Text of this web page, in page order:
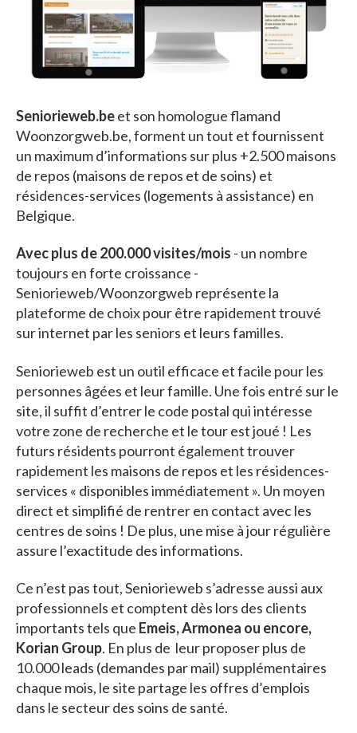
Seniorieweb.beet son homologue flamand
Woonzorgweb.be, forment un tout et fournissent
un maximum d’informations sur plus +2.500 maisons
de repos (maisons de repos et de soins) et
résidences-services (logements à assistance) en
Belgique.
Avec plus de 200.000 visites/mois - un nombre
toujours en forte croissance -
Seniorieweb/Woonzorgweb représente la
plateforme de choix pour être rapidement trouvé
sur internet par les seniors et leurs familles.
Seniorieweb est un outil efficace et facile pour les
personnes âgées et leur famille. Une fois entré sur le
site, il suffit d’entrer le code postal qui intéresse
votre zone de recherche et le tour est joué ! Les
futurs résidents pourront également trouver
rapidement les maisons de repos et les résidences-
services « disponibles immédiatement ». Un moyen
direct et simplifié de rentrer en contact avec les
centres de soins ! De plus, une mise à jour régulière
assure l’exactitude des informations.
Ce n’est pas tout, Seniorieweb s’adresse aussi aux
professionnels et comptent dès lors des clients
importants tels que Emeis, Armonea ou encore,
Korian Group. En plus de leur proposer plus de
10.000 leads (demandes par mail) supplémentaires
chaque mois, le site partage les offres d’emplois
dans le secteur des soins de santé.